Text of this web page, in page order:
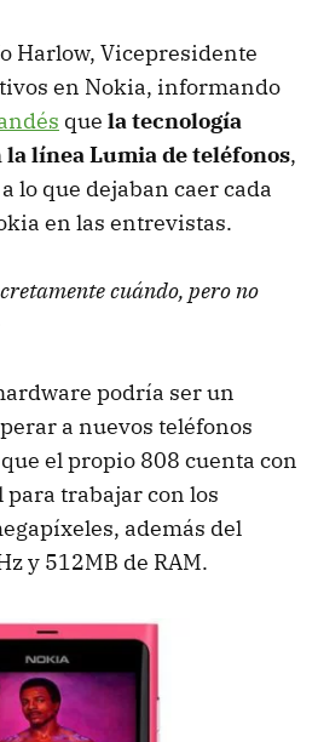
Harlow, Vicepresidente
en Nokia, informando
que la tecnología
línea Lumia de teléfonos,
lo que dejaban caer cada
en las entrevistas.
cuándo, pero no
podría ser un
a nuevos teléfonos
el propio 808 cuenta con
trabajar con los
además del
y 512MB de RAM.